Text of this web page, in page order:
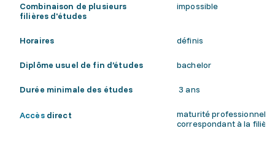
Combinaison de plusieurs
filières d'études
impossible
Horaires définis
Diplôme usuel de fin d’études bachelor
Durée minimale des études 3 ans
Accèsdirect
maturité professionnelle
correspondant à la